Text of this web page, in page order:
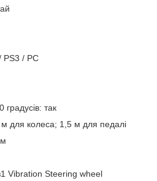
PS3 / PC
так
для колеса; 1,5 м для педалі
Vibration Steering wheel